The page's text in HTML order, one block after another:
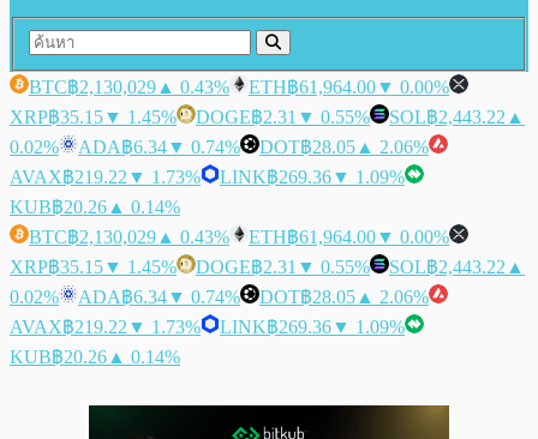
BTC฿2,130,029 ▲ 0.43% ETH฿61,964.00▼ 0.00%
XRP฿35.15▼ 1.45% DOGE฿2.31 ▼ 0.55% SOL฿2,443.22 ▲
0.02%
ADA฿6.34▼ 0.74% DOT฿28.05 ▲ 2.06%
AVAX฿219.22 ▼ 1.73% LINK฿269.36▼ 1.09%
KUB฿20.26 ▲ 0.14%
BTC฿2,130,029 ▲ 0.43% ETH฿61,964.00▼ 0.00%
XRP฿35.15▼ 1.45% DOGE฿2.31 ▼ 0.55% SOL฿2,443.22 ▲
0.02%
ADA฿6.34▼ 0.74% DOT฿28.05 ▲ 2.06%
AVAX฿219.22 ▼ 1.73% LINK฿269.36▼ 1.09%
KUB฿20.26 ▲ 0.14%